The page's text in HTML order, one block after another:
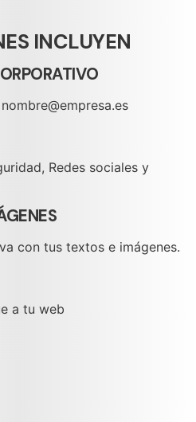
INCLUYEN
Redes sociales y
con tus textos e imágenes.
a tu web